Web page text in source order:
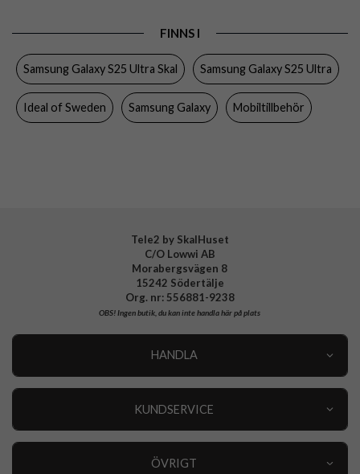
Färg Svart
Silikon
Varumärke Ideal of Sweden
FINNS I
Samsung Galaxy S25 Ultra Skal Samsung Galaxy S25 Ultra
Ideal of Sweden Samsung Galaxy Mobiltillbehör
Tele2 by SkalHuset
C/O Lowwi AB
Morabergsvägen 8
15242 Södertälje
Org. nr: 556881-9238
OBS!Ingen butik, du kan inte handla här på plats
HANDLA
KUNDSERVICE
ÖVRIGT